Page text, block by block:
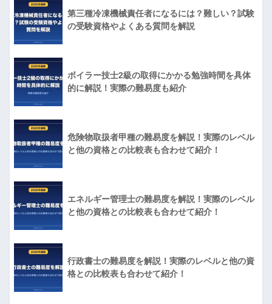
第三種冷凍機械責任者になるには？難しい？試験
の受験資格やよくある質問を解説
ボイラー技士2級の取得にかかる勉強時間を具体
的に解説！実際の難易度も紹介
危険物取扱者甲種の難易度を解説！実際のレベル
と他の資格との比較表も合わせて紹介！
エネルギー管理士の難易度を解説！実際のレベル
と他の資格との比較表も合わせて紹介！
行政書士の難易度を解説！実際のレベルと他の資
格との比較表も合わせて紹介！